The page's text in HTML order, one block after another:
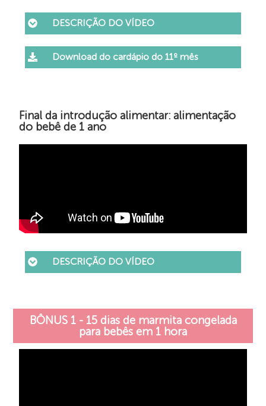
DESCRIÇÃO DO VÍDEO
Download do cardápio do 11º mês
Final da introdução alimentar: alimentação
do bebê de 1 ano
DESCRIÇÃO DO VÍDEO
BÔNUS 1 - 15 dias de marmita congelada
para bebês em 1 hora